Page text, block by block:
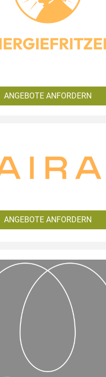
ANGEBOTE ANFORDERN
ANGEBOTE ANFORDERN